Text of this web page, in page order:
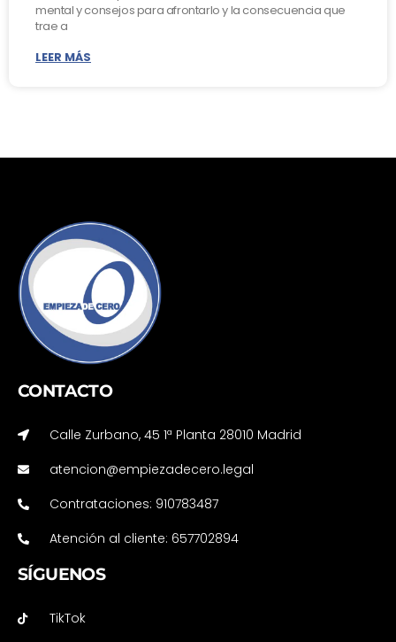
mental y consejos para afrontarlo y la consecuencia que
trae a
LEER MÁS
CONTACTO
Calle Zurbano, 45 1ª Planta 28010 Madrid
atencion@empiezadecero.legal
Contrataciones: 910783487
Atención al cliente: 657702894
SÍGUENOS
TikTok